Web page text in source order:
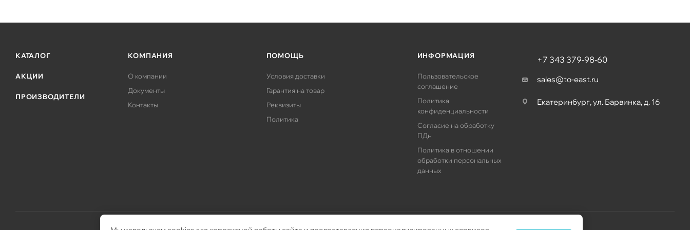
КАТАЛОГ
АКЦИИ
ПРОИЗВОДИТЕЛИ
КОМПАНИЯ
О компании
Документы
Контакты
ПОМОЩЬ
Условия доставки
Гарантия на товар
Реквизиты
Политика
ИНФОРМАЦИЯ
Пользовательское
соглашение
Политика
конфиденциальности
Согласие на обработку
ПДн
Политика в отношении
обработки персональных
данных
+7 343 379-98-60
sales@to-east.ru
Екатеринбург, ул. Барвинка, д. 16